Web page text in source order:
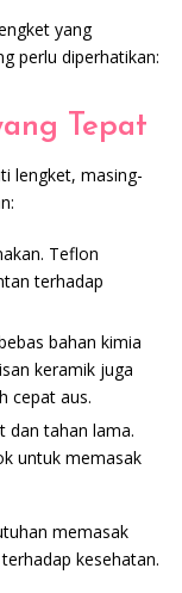
yang
perlu diperhatikan:
Tepat
lengket, masing-
Teflon
terhadap
bahan kimia
keramik juga
cepat aus.
dan tahan lama.
untuk memasak
memasak
kesehatan.